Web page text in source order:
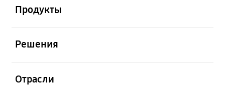
Продукты
Решения
Отрасли